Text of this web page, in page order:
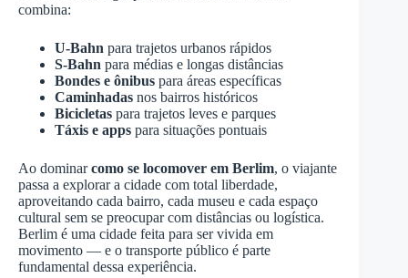
combina:
U-Bahn para trajetos urbanos rápidos
S-Bahn para médias e longas distâncias
Bondes e ônibus para áreas específicas
Caminhadas nos bairros históricos
Bicicletas para trajetos leves e parques
Táxis e apps para situações pontuais
Ao dominarcomo se locomover em Berlim, o viajante
passa a explorar a cidade com total liberdade,
aproveitando cada bairro, cada museu e cada espaço
cultural sem se preocupar com distâncias ou logística.
Berlim é uma cidade feita para ser vivida em
movimento — e o transporte público é parte
fundamental dessa experiência.